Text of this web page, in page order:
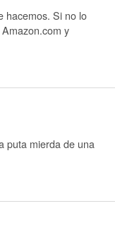
hacemos. Si no lo
y
puta mierda de una